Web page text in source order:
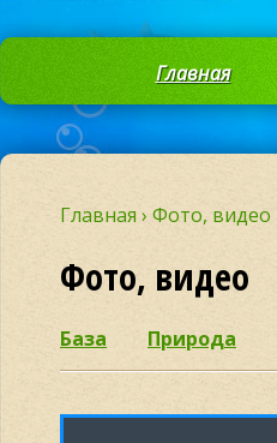
Главная
Главная› Фото, видео
Фото, видео
База Природа